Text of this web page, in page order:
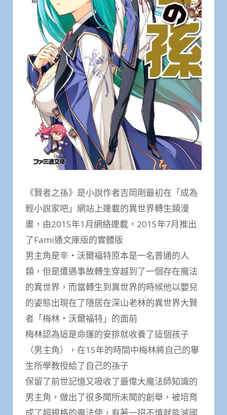
《賢者之孫》是小說作者吉岡剛最初在「成為
輕小說家吧」網站上連載的異世界轉生類漫
畫，由2015年1月網絡連載，2015年7月推出
了Fami通文庫版的實體版
男主角是辛・沃爾福特原本是一名普通的人
類，但是遭遇事故轉生穿越到了一個存在魔法
的異世界，而當轉生到異世界的時候他以嬰兒
的姿態出現在了隱居在深山老林的異世界大賢
者「梅林・沃爾福特」的面前
梅林認為這是命運的安排就收養了這個孩子
（男主角），在15年的時間中梅林將自己的畢
生所學教授給了自己的孫子
保留了前世記憶又吸收了最偉大魔法師知識的
男主角，做出了很多聞所未聞的創舉，被培育
成了超規格的魔法使，有著一招不慎就能滅國